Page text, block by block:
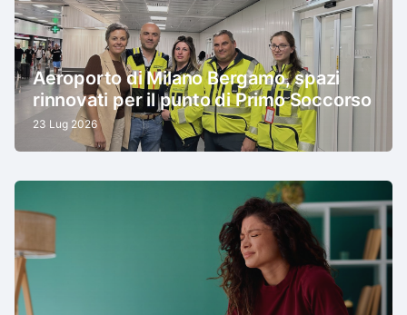
Aeroporto di Milano Bergamo, spazi
rinnovati per il punto di Primo Soccorso
23 Lug 2026